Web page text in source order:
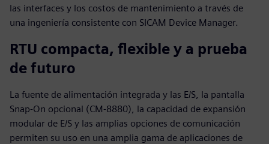
las interfaces y los costos de mantenimiento a través de
una ingeniería consistente con SICAM Device Manager.
RTU compacta, flexible y a prueba
de futuro
La fuente de alimentación integrada y las E/S, la pantalla
Snap‑On opcional (CM‑8880), la capacidad de expansión
modular de E/S y las amplias opciones de comunicación
permiten su uso en una amplia gama de aplicaciones de